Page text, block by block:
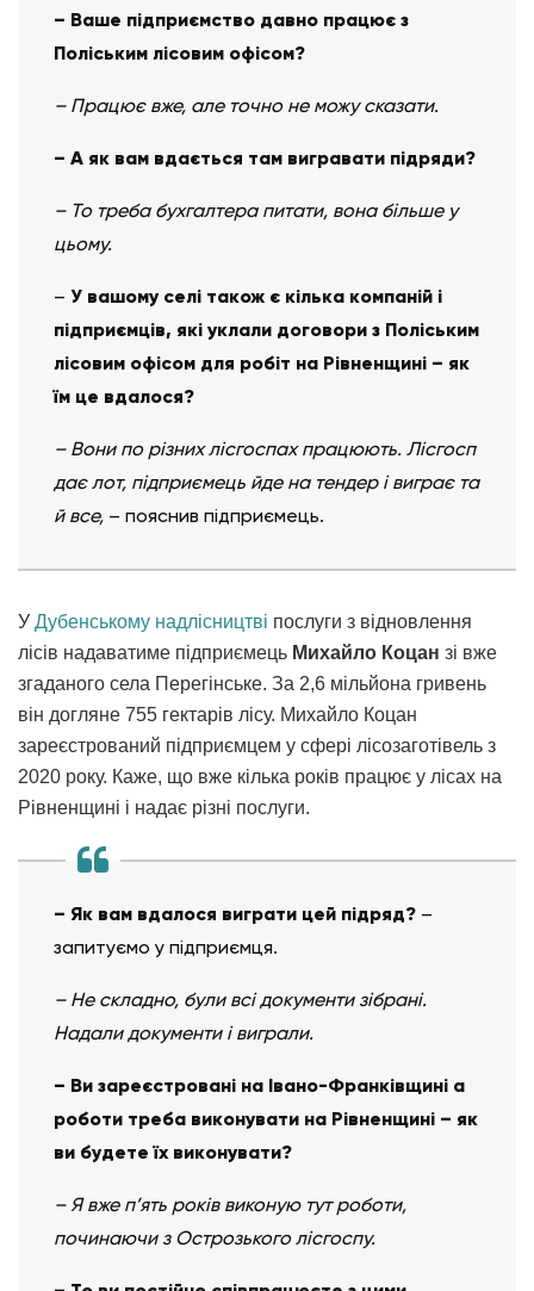
– Ваше підприємство давно працює з
Поліським лісовим офісом?
– Працює вже, але точно не можу сказати.
– А як вам вдається там вигравати підряди?
– То треба бухгалтера питати, вона більше у
цьому.
– У вашому селі також є кілька компаній і
підприємців, які уклали договори з Поліським
лісовим офісом для робіт на Рівненщині – як
їм це вдалося?
– Вони по різних лісгоспах працюють. Лісгосп
дає лот, підприємець йде на тендер і виграє та
й все, – пояснив підприємець.
У Дубенському надлісництві послуги з відновлення
лісів надаватиме підприємець Михайло Коцан зі вже
згаданого села Перегінське. За 2,6 мільйона гривень
він догляне 755 гектарів лісу. Михайло Коцан
зареєстрований підприємцем у сфері лісозаготівель з
2020 року. Каже, що вже кілька років працює у лісах на
Рівненщині і надає різні послуги.
– Як вам вдалося виграти цей підряд? –
запитуємо у підприємця.
– Не складно, були всі документи зібрані.
Надали документи і виграли.
– Ви зареєстровані на Івано-Франківщині а
роботи треба виконувати на Рівненщині – як
ви будете їх виконувати?
– Я вже п’ять років виконую тут роботи,
починаючи з Острозького лісгоспу.